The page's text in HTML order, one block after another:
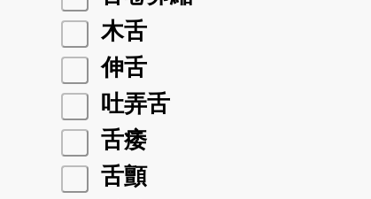
木舌
伸舌
吐弄舌
舌痿
舌顫